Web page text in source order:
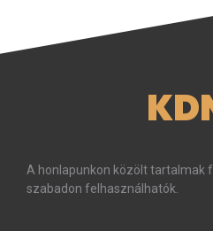
A honlapunkon közölt tartalmak
szabadon felhasználhatók.